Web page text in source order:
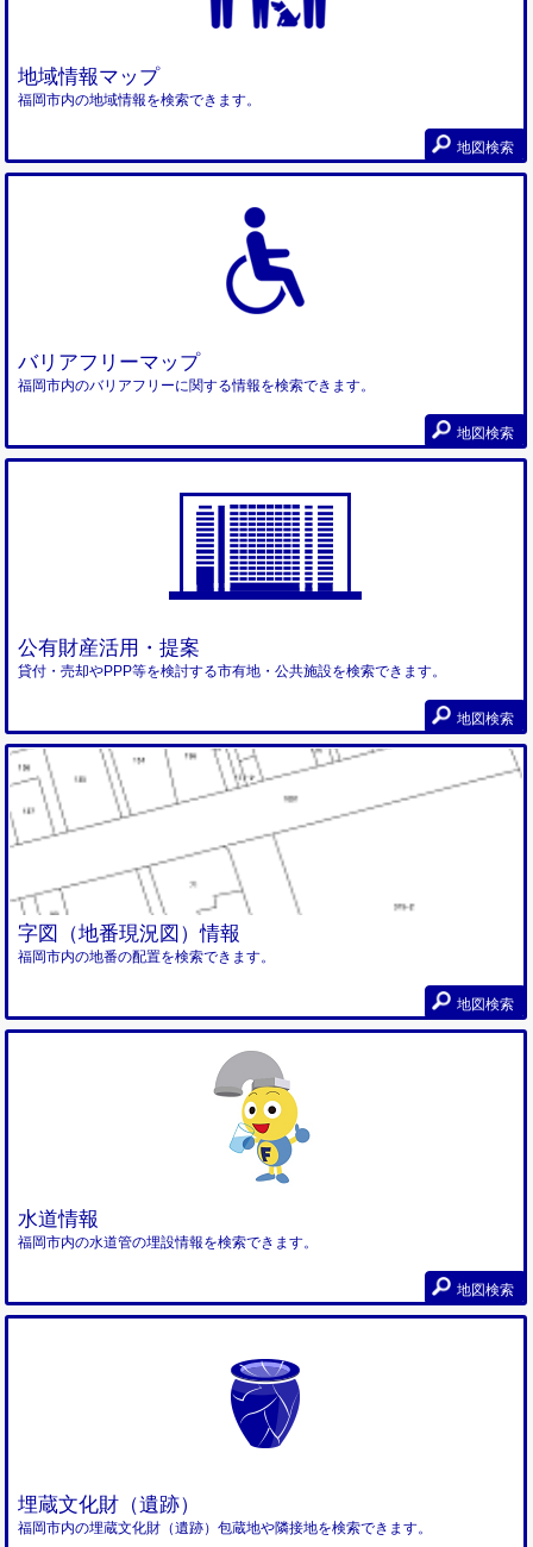
地域情報マップ
福岡市内の地域情報を検索できます。
地図検索
バリアフリーマップ
福岡市内のバリアフリーに関する情報を検索できます。
地図検索
公有財産活用・提案
貸付・売却やPPP等を検討する市有地・公共施設を検索できます。
地図検索
字図（地番現況図）情報
福岡市内の地番の配置を検索できます。
地図検索
水道情報
福岡市内の水道管の埋設情報を検索できます。
地図検索
埋蔵文化財（遺跡）
福岡市内の埋蔵文化財（遺跡）包蔵地や隣接地を検索できます。